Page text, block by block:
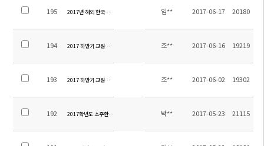
195 2017년 해외 한국사능력검정 특별시험 실시 안내
임** 2017-06-17 20180
194 2017 하반기 교원채용 최종합격자 발표 조** 2017-06-16 19219
193 2017 하반기 교원채용 서류심사 합격자 발표 조** 2017-06-02 19302
192 2017학년도 소주한국학교 중등 수학여행 용역업체 선정 입찰 재공고(긴급)
박** 2017-05-23 21115